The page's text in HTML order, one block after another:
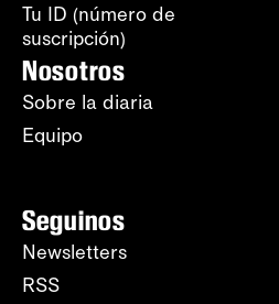
Tu ID (número de
suscripción)
Nosotros
Sobre la diaria
Equipo
Seguinos
Newsletters
RSS